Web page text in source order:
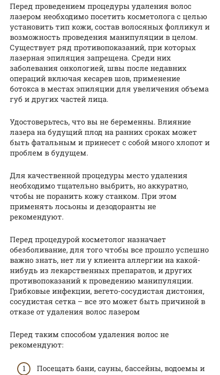
Перед проведением процедуры удаления волос
лазером необходимо посетить косметолога с целью
установить тип кожи, состав волосяных фолликул и
возможность проведения манипуляции в целом.
Существует ряд противопоказаний, при которых
лазерная эпиляция запрещена. Среди них
заболевания онкологией, швы после недавних
операций включая кесарев шов, применение
ботокса в местах эпиляции для увеличения объема
губ и других частей лица.
Удостоверьтесь, что вы не беременны. Влияние
лазера на будущий плод на ранних сроках может
быть фатальным и принесет с собой много хлопот и
проблем в будущем.
Для качественной процедуры место удаления
необходимо тщательно выбрить, но аккуратно,
чтобы не поранить кожу станком. При этом
применять лосьоны и дезодоранты не
рекомендуют.
Перед процедурой косметолог назначает
обезболивание, для того чтобы все прошло успешно
важно знать, нет ли у клиента аллергии на какой-
нибудь из лекарственных препаратов, и других
противопоказаний к проведению манипуляции.
Грибковые инфекции, вегето-сосудистая дистония,
сосудистая сетка – все это может быть причиной в
отказе от удаления волос лазером
Перед таким способом удаления волос не
рекомендуют:
Посещать бани, сауны, бассейны, водоемы и